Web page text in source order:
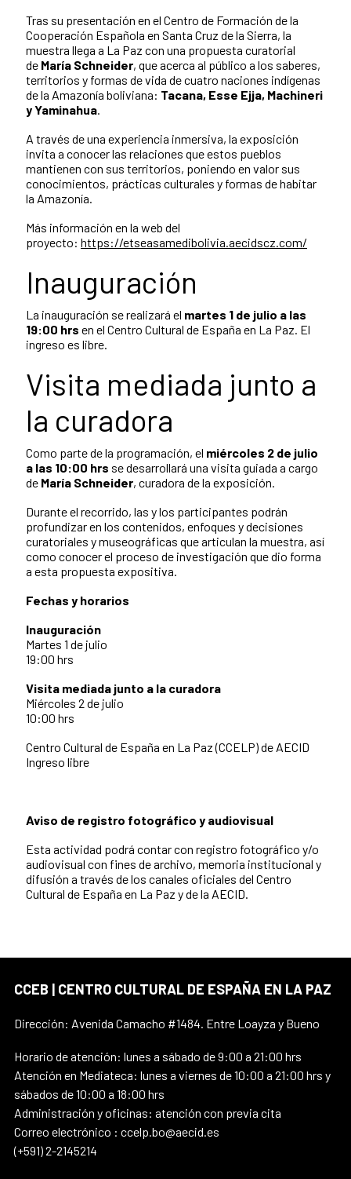
Tras su presentación en el Centro de Formación de la
Cooperación Española en Santa Cruz de la Sierra, la
muestra llega a La Paz con una propuesta curatorial
de María Schneider, que acerca al público a los saberes,
territorios y formas de vida de cuatro naciones indígenas
de la Amazonía boliviana: Tacana, Esse Ejja, Machineri
y Yaminahua.
A través de una experiencia inmersiva, la exposición
invita a conocer las relaciones que estos pueblos
mantienen con sus territorios, poniendo en valor sus
conocimientos, prácticas culturales y formas de habitar
la Amazonía.
Más información en la web del
proyecto: https://etseasamedibolivia.aecidscz.com/
Inauguración
La inauguración se realizará el martes 1 de julio a las
19:00 hrs en el Centro Cultural de España en La Paz. El
ingreso es libre.
Visita mediada junto a
la curadora
Como parte de la programación, el miércoles 2 de julio
a las 10:00 hrs se desarrollará una visita guiada a cargo
de María Schneider, curadora de la exposición.
Durante el recorrido, las y los participantes podrán
profundizar en los contenidos, enfoques y decisiones
curatoriales y museográficas que articulan la muestra, así
como conocer el proceso de investigación que dio forma
a esta propuesta expositiva.
Fechas y horarios
Inauguración
Martes 1 de julio
19:00 hrs
Visita mediada junto a la curadora
Miércoles 2 de julio
10:00 hrs
Centro Cultural de España en La Paz (CCELP) de AECID
Ingreso libre
Aviso de registro fotográfico y audiovisual
Esta actividad podrá contar con registro fotográfico y/o
audiovisual con fines de archivo, memoria institucional y
difusión a través de los canales oficiales del Centro
Cultural de España en La Paz y de la AECID.
CCEB | CENTRO CULTURAL DE ESPAÑA EN LA PAZ
Dirección: Avenida Camacho #1484. Entre Loayza y Bueno
Horario de atención: lunes a sábado de 9:00 a 21:00 hrs
Atención en Mediateca: lunes a viernes de 10:00 a 21:00 hrs y
sábados de 10:00 a 18:00 hrs
Administración y oficinas: atención con previa cita
Correo electrónico : ccelp.bo@aecid.es
(+591) 2-2145214